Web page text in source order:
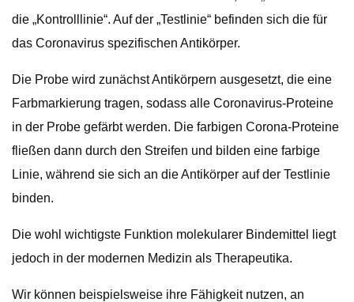
die „Kontrolllinie“. Auf der „Testlinie“ befinden sich die für
das Coronavirus spezifischen Antikörper.
Die Probe wird zunächst Antikörpern ausgesetzt, die eine
Farbmarkierung tragen, sodass alle Coronavirus-Proteine ​​
in der Probe gefärbt werden. Die farbigen Corona-Proteine ​​
fließen dann durch den Streifen und bilden eine farbige
Linie, während sie sich an die Antikörper auf der Testlinie
binden.
Die wohl wichtigste Funktion molekularer Bindemittel liegt
jedoch in der modernen Medizin als Therapeutika.
Wir können beispielsweise ihre Fähigkeit nutzen, an